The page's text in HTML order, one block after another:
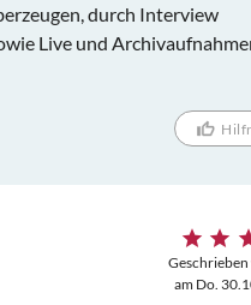
durch Interview
Live und
Geschrieben
am Do.